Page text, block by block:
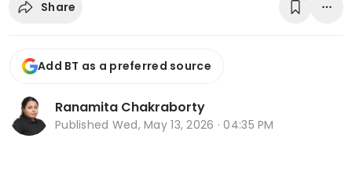
Share
Add BT as a preferred source
Ranamita Chakraborty
Published Wed, May 13, 2026 · 04:35 PM